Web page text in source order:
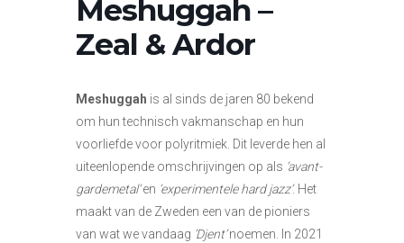
Meshuggah –
Zeal & Ardor
Meshuggah is al sinds de jaren 80 bekend
om hun technisch vakmanschap en hun
voorliefde voor polyritmiek. Dit leverde hen al
uiteenlopende omschrijvingen op als ‘avant-
gardemetal’en ‘experimentele hard jazz’. Het
maakt van de Zweden een van de pioniers
van wat we vandaag ‘Djent’noemen. In 2021